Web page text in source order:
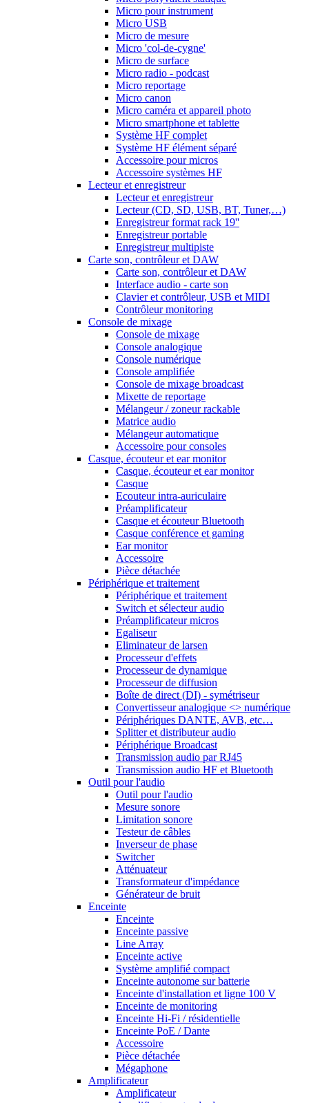
Micro pour instrument
Micro USB
Micro de mesure
Micro 'col-de-cygne'
Micro de surface
Micro radio - podcast
Micro reportage
Micro canon
Micro caméra et appareil photo
Micro smartphone et tablette
Système HF complet
Système HF élément séparé
Accessoire pour micros
Accessoire systèmes HF
Lecteur et enregistreur
Lecteur et enregistreur
Lecteur (CD, SD, USB, BT, Tuner,…)
Enregistreur format rack 19''
Enregistreur portable
Enregistreur multipiste
Carte son, contrôleur et DAW
Carte son, contrôleur et DAW
Interface audio - carte son
Clavier et contrôleur, USB et MIDI
Contrôleur monitoring
Console de mixage
Console de mixage
Console analogique
Console numérique
Console amplifiée
Console de mixage broadcast
Mixette de reportage
Mélangeur / zoneur rackable
Matrice audio
Mélangeur automatique
Accessoire pour consoles
Casque, écouteur et ear monitor
Casque, écouteur et ear monitor
Casque
Ecouteur intra-auriculaire
Préamplificateur
Casque et écouteur Bluetooth
Casque conférence et gaming
Ear monitor
Accessoire
Pièce détachée
Périphérique et traitement
Périphérique et traitement
Switch et sélecteur audio
Préamplificateur micros
Egaliseur
Eliminateur de larsen
Processeur d'effets
Processeur de dynamique
Processeur de diffusion
Boîte de direct (DI) - symétriseur
Convertisseur analogique <> numérique
Périphériques DANTE, AVB, etc…
Splitter et distributeur audio
Périphérique Broadcast
Transmission audio par RJ45
Transmission audio HF et Bluetooth
Outil pour l'audio
Outil pour l'audio
Mesure sonore
Limitation sonore
Testeur de câbles
Inverseur de phase
Switcher
Atténuateur
Transformateur d'impédance
Générateur de bruit
Enceinte
Enceinte
Enceinte passive
Line Array
Enceinte active
Système amplifié compact
Enceinte autonome sur batterie
Enceinte d'installation et ligne 100 V
Enceinte de monitoring
Enceinte Hi-Fi / résidentielle
Enceinte PoE / Dante
Accessoire
Pièce détachée
Mégaphone
Amplificateur
Amplificateur